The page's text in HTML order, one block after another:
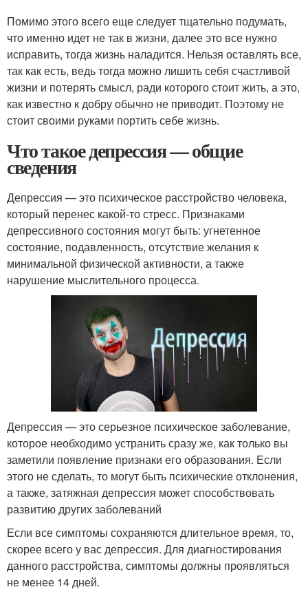
Помимо этого всего еще следует тщательно подумать,
что именно идет не так в жизни, далее это все нужно
исправить, тогда жизнь наладится. Нельзя оставлять все,
так как есть, ведь тогда можно лишить себя счастливой
жизни и потерять смысл, ради которого стоит жить, а это,
как известно к добру обычно не приводит. Поэтому не
стоит своими руками портить себе жизнь.
Что такое депрессия — общие
сведения
Депрессия — это психическое расстройство человека,
который перенес какой-то стресс. Признаками
депрессивного состояния могут быть: угнетенное
состояние, подавленность, отсутствие желания к
минимальной физической активности, а также
нарушение мыслительного процесса.
Депрессия — это серьезное психическое заболевание,
которое необходимо устранить сразу же, как только вы
заметили появление признаки его образования. Если
этого не сделать, то могут быть психические отклонения,
а также, затяжная депрессия может способствовать
развитию других заболеваний
Если все симптомы сохраняются длительное время, то,
скорее всего у вас депрессия. Для диагностирования
данного расстройства, симптомы должны проявляться
не менее 14 дней.